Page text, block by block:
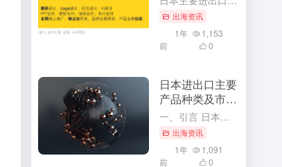
出海资讯
1年
前
1,153
0
日本进出口主要
产品种类及市场
前景
一、引言 日本，作为全球重要的经济体之一，其进出口贸易在全球贸易格局中占据着举足轻重的地位。了解日本进出口主要产品种类及其市场前景，对于把握全球贸易趋势、预测市场走向、以及制定企业战略决策具有重要的指...
出海资讯
1年
前
1,091
0